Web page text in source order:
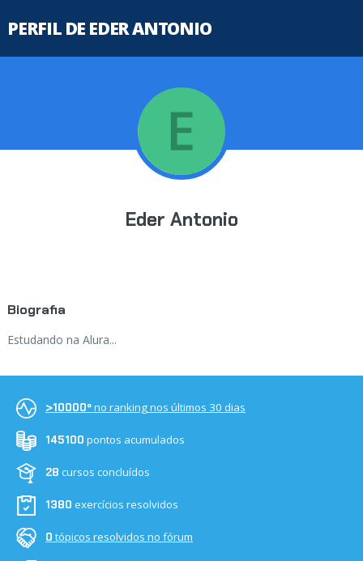
PERFIL DE EDER ANTONIO
Eder Antonio
Biografia
Estudando na Alura...
>10000ºno ranking nos últimos 30 dias
145100 pontos acumulados
28 cursos concluídos
1380 exercícios resolvidos
0 tópicos resolvidos no fórum